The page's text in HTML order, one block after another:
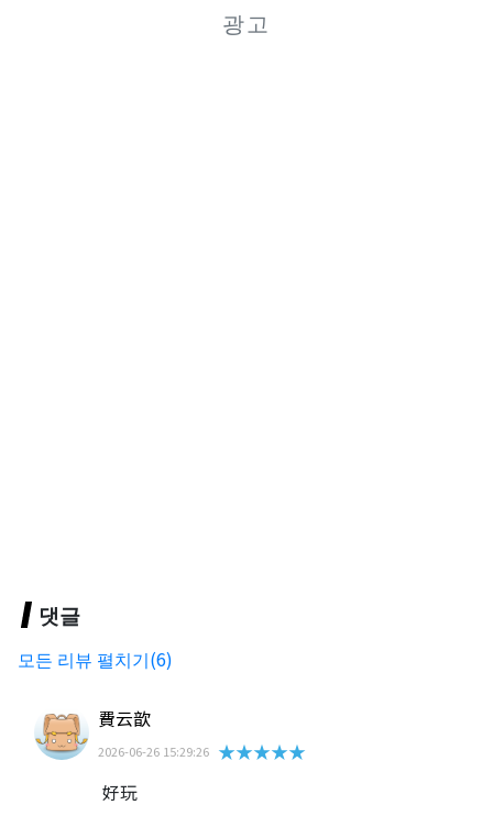
광고
댓글
모든 리뷰 펼치기(6)
費云歆
2026-06-26 15:29:26 ★★★★★
好玩